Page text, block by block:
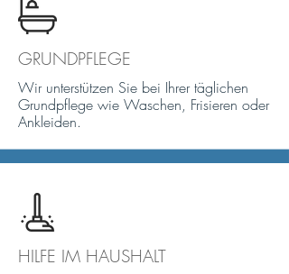
GRUNDPFLEGE
Wir unterstützen Sie bei Ihrer täglichen
Grundpflege wie Waschen, Frisieren oder
Ankleiden.
HILFE IM HAUSHALT